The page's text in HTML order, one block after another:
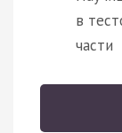
в
части